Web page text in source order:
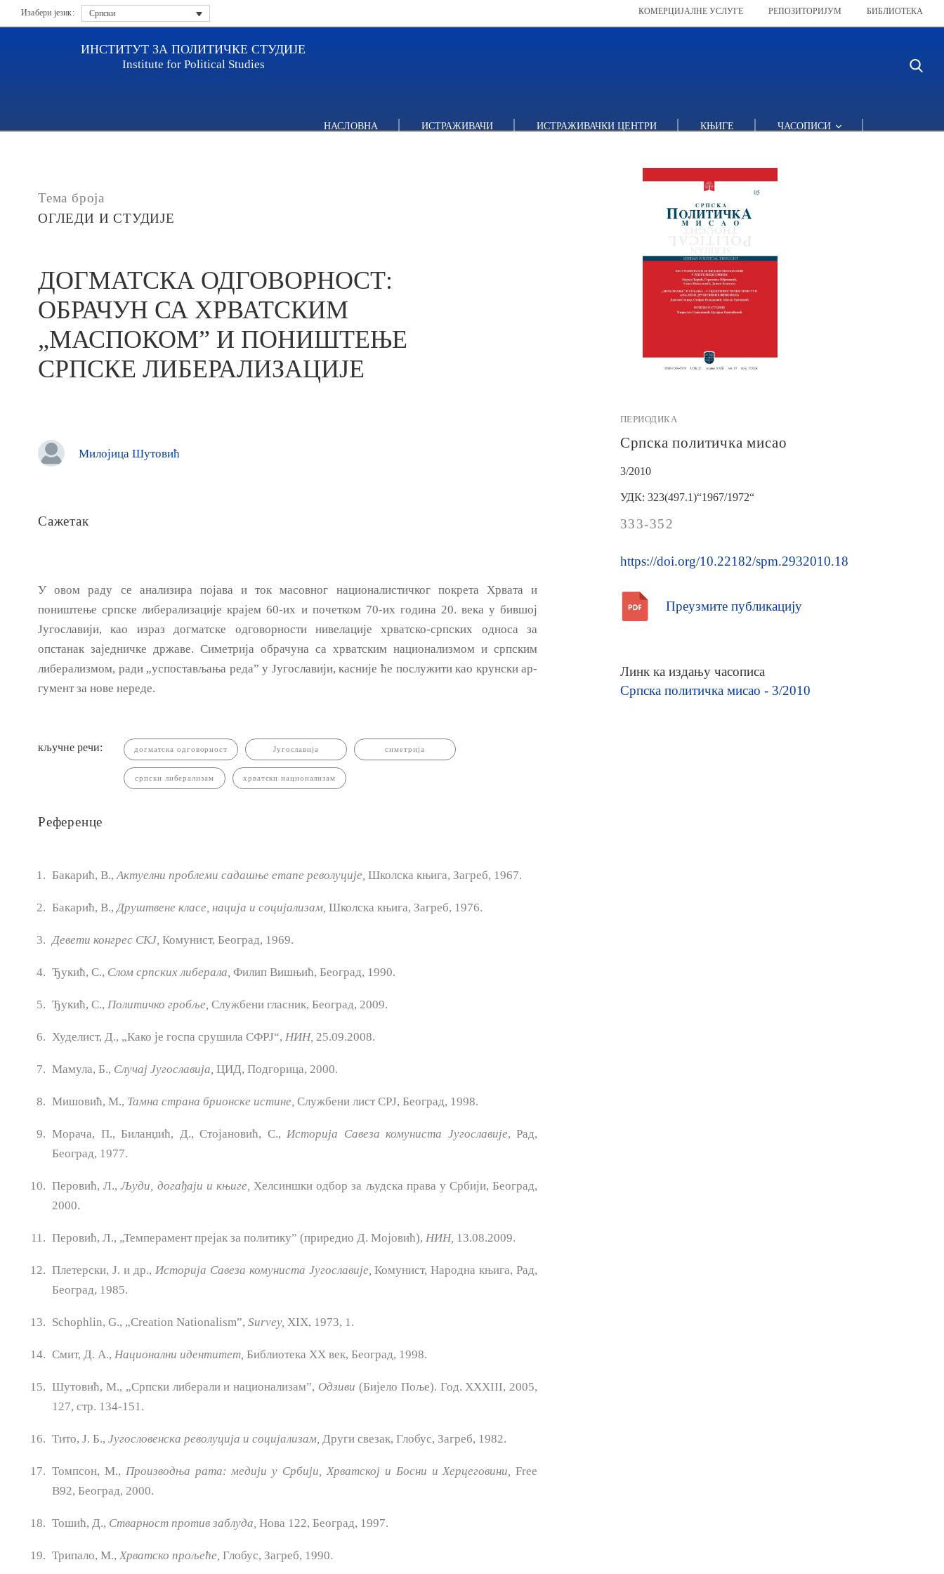
Изабери језик: Српски КОМЕРЦИЈАЛНЕ УСЛУГЕ РЕПОЗИТОРИЈУМ БИБЛИОТЕКА
ИНСТИТУТ ЗА ПОЛИТИЧКЕ СТУДИЈЕ
Institute for Political Studies
НАСЛОВНА ИСТРАЖИВАЧИ ИСТРАЖИВАЧКИ ЦЕНТРИ КЊИГЕ ЧАСОПИСИ
Тема броја
ОГЛЕДИ И СТУДИЈЕ
ДОГМАТСКА ОДГОВОРНОСТ:
ОБРАЧУН СА ХРВАТСКИМ
„МАСПОКОМ” И ПОНИШТЕЊЕ
СРПСКЕ ЛИБЕРАЛИЗАЦИЈЕ
Милојица Шутовић
Сажетак
У овом раду се анализира појава и ток масовног националистичког покрета Хрвата и
поништење српске либерализације крајем 60-их и почетком 70-их година 20. века у бившој
Југославији, као израз догматске одговорности нивелације хрватско-српских односа за
опстанак заједничке државе. Симетрија обрачуна са хрватским национализмом и српским
либерализмом, ради „успостављања реда” у Југославији, касније ће послужити као крунски ар­
гумент за нове нереде.
кључне речи: догматска одговорност Југославија симетрија
српски либерализам хрватски национализам
Референце
Бакарић, В.,Актуелни проблеми садашње етапе револуције, Школска књига, Загреб, 1967.
Бакарић, В.,Друштвене класе, нација исоцијализам, Школска књига, Загреб, 1976.
Девети конгрес СКЈ, Комунист, Београд, 1969.
Ђукић, С., Сломсрпскихлиберала, Филип Вишњић, Београд, 1990.
Ђукић, С.,Политичко гробље, Службени гласник, Београд, 2009.
Худелист, Д., „Како је госпа срушила СФРЈ“,НИН, 25.09.2008.
Мамула, Б., Случај Југославија, ЦИД, Подгорица, 2000.
Мишовић, М., Тамнастранабрионске истине, Службени лист СРЈ, Београд, 1998.
Морача, П., Биланџић, Д., Стојановић, С.,Историја Савеза комуниста Југославије, Рад,
Београд, 1977.
Перовић, Л.,Људи, догађаји и књиге, Хелсиншки одбор за људска права у Србији, Београд,
2000.
Перовић, Л., „Темперамент прејак за политику” (приредио Д. Мојовић),НИН, 13.08.2009.
Плетерски, Ј. и др., Историја Савеза комуниста Југославије, Комунист, На­родна књига, Рад,
Београд, 1985.
Schophlin, G., „Creation Nationalism”,Survey, XIX, 1973, 1.
Смит, Д. А.,Национални идентитет, Библиотека XX век, Београд, 1998.
Шутовић, М., „Српски либерали и национализам”, Одзиви (Бијело Поље). Год. XXXIII, 2005,
127, стр. 134-151.
Тито, Ј. Б.,Југословенска револуција исоцијализам, Други свезак, Глобус, За­греб, 1982.
Томпсон, М., Производња рата:медијиу Србији, Хрватској и Босни и Херцеговини, Free
B92, Београд, 2000.
Тошић, Д., Стварност против заблуда, Нова 122, Београд, 1997.
Трипало, М.,Хрватскопрољеће, Глобус, Загреб, 1990.
ПЕРИОДИКА
Српска политичка мисао
3/2010
УДК: 323(497.1)“1967/1972“
333-352
https://doi.org/10.22182/spm.2932010.18
Преузмите публикацију
Линк ка издању часописа
Српска политичка мисао - 3/2010